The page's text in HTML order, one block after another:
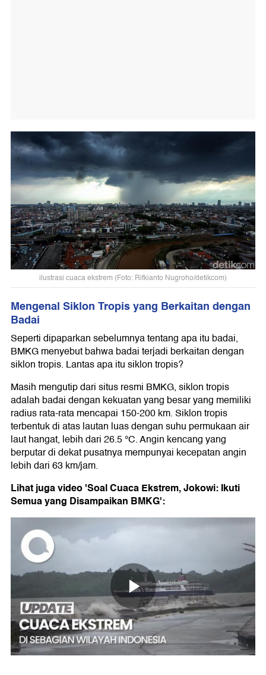
ilustrasi cuaca ekstrem (Foto: Rifkianto Nugroho/detikcom)
Mengenal Siklon Tropis yang Berkaitan dengan
Badai
Seperti dipaparkan sebelumnya tentang apa itu badai,
BMKG menyebut bahwa badai terjadi berkaitan dengan
siklon tropis. Lantas apa itu siklon tropis?
Masih mengutip dari situs resmi BMKG, siklon tropis
adalah badai dengan kekuatan yang besar yang memiliki
radius rata-rata mencapai 150-200 km. Siklon tropis
terbentuk di atas lautan luas dengan suhu permukaan air
laut hangat, lebih dari 26.5 °C. Angin kencang yang
berputar di dekat pusatnya mempunyai kecepatan angin
lebih dari 63 km/jam.
Lihat juga video 'Soal Cuaca Ekstrem, Jokowi: Ikuti
Semua yang Disampaikan BMKG':